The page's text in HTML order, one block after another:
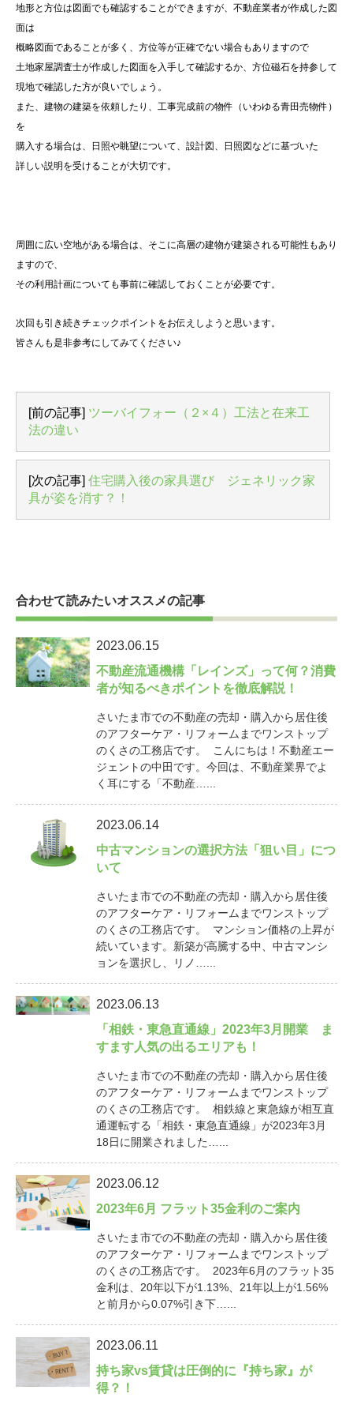
地形と方位は図面でも確認することができますが、不動産業者が作成した図
面は
概略図面であることが多く、方位等が正確でない場合もありますので
土地家屋調査士が作成した図面を入手して確認するか、方位磁石を持参して
現地で確認した方が良いでしょう。
また、建物の建築を依頼したり、工事完成前の物件（いわゆる青田売物件）
を
購入する場合は、日照や眺望について、設計図、日照図などに基づいた
詳しい説明を受けることが大切です。
周囲に広い空地がある場合は、そこに高層の建物が建築される可能性もあり
ますので、
その利用計画についても事前に確認しておくことが必要です。
次回も引き続きチェックポイントをお伝えしようと思います。
皆さんも是非参考にしてみてください♪
[前の記事] ツーバイフォー（２×４）工法と在来工
法の違い
[次の記事] 住宅購入後の家具選び ジェネリック家
具が姿を消す？！
合わせて読みたいオススメの記事
2023.06.15
不動産流通機構「レインズ」って何？消費
者が知るべきポイントを徹底解説！
さいたま市での不動産の売却・購入から居住後
のアフターケア・リフォームまでワンストップ
のくさの工務店です。 こんにちは！不動産エー
ジェントの中田です。今回は、不動産業界でよ
く耳にする「不動産…...
2023.06.14
中古マンションの選択方法「狙い目」につ
いて
さいたま市での不動産の売却・購入から居住後
のアフターケア・リフォームまでワンストップ
のくさの工務店です。 マンション価格の上昇が
続いています。新築が高騰する中、中古マンシ
ョンを選択し、リノ…...
2023.06.13
「相鉄・東急直通線」2023年3月開業 ま
すます人気の出るエリアも！
さいたま市での不動産の売却・購入から居住後
のアフターケア・リフォームまでワンストップ
のくさの工務店です。 相鉄線と東急線が相互直
通運転する「相鉄・東急直通線」が2023年3月
18日に開業されました…...
2023.06.12
2023年6月 フラット35金利のご案内
さいたま市での不動産の売却・購入から居住後
のアフターケア・リフォームまでワンストップ
のくさの工務店です。 2023年6月のフラット35
金利は、20年以下が1.13%、21年以上が1.56%
と前月から0.07%引き下…...
2023.06.11
持ち家vs賃貸は圧倒的に『持ち家』が
得？！